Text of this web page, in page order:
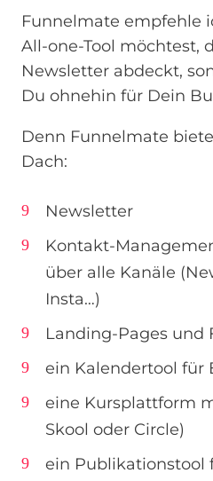
Funnelmate empfehle
All-one-Tool möchtest,
Newsletter abdeckt,
Du ohnehin für Dein
Denn Funnelmate
Dach:
Newsletter
Kontakt-
über alle Kanäle
Insta…)
Landing-Pages und
ein Kalendertool für
eine Kursplattform
Skool oder Circle)
ein Publikationstool